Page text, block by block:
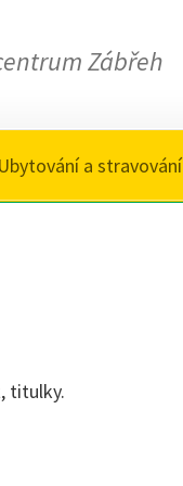
Zábřeh
Ubytování a stravování
titulky.